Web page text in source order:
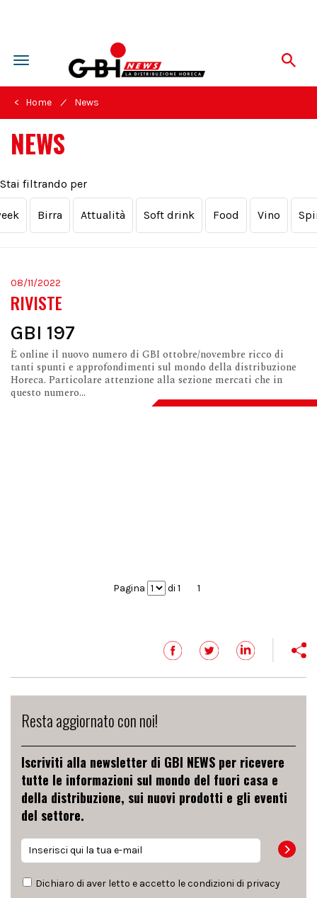
Toggle
navigation
< Home / News
NEWS
Stai filtrando per
Birra Attualità Soft drink Food Vino
08/11/2022
RIVISTE
GBI 197
È online il nuovo numero di GBI ottobre/novembre ricco di
tanti spunti e approfondimenti sul mondo della distribuzione
Horeca. Particolare attenzione alla sezione mercati che in
questo numero...
Pagina di 1 1
Resta aggiornato con noi!
Iscriviti alla newsletter di GBI NEWS per ricevere
tutte le informazioni sul mondo del fuori casa e
della distribuzione, sui nuovi prodotti e gli eventi
del settore.
Dichiaro di aver letto e accetto le condizioni di privacy